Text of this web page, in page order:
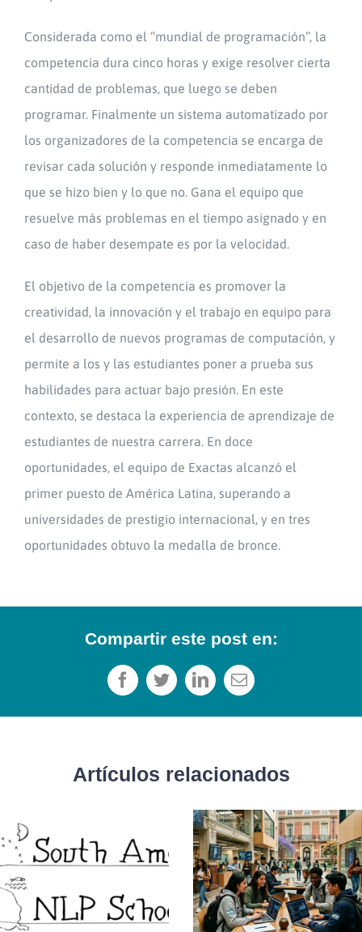
Considerada como el “mundial de programación”, la
competencia dura cinco horas y exige resolver cierta
cantidad de problemas, que luego se deben
programar. Finalmente un sistema automatizado por
los organizadores de la competencia se encarga de
revisar cada solución y responde inmediatamente lo
que se hizo bien y lo que no. Gana el equipo que
resuelve más problemas en el tiempo asignado y en
caso de haber desempate es por la velocidad.
El objetivo de la competencia es promover la
creatividad, la innovación y el trabajo en equipo para
el desarrollo de nuevos programas de computación, y
permite a los y las estudiantes poner a prueba sus
habilidades para actuar bajo presión. En este
contexto, se destaca la experiencia de aprendizaje de
estudiantes de nuestra carrera. En doce
oportunidades, el equipo de Exactas alcanzó el
primer puesto de América Latina, superando a
universidades de prestigio internacional, y en tres
oportunidades obtuvo la medalla de bronce.
Compartir este post en:
FacebookTwitterLinkedInCorreo
Artículos relacionados